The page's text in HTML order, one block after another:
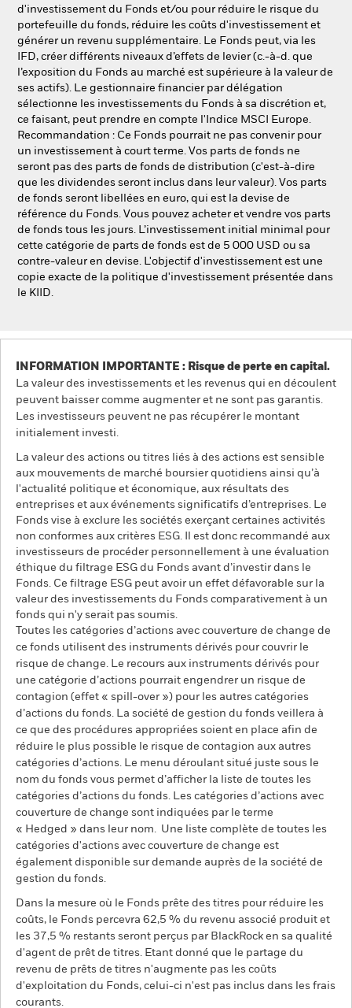
d'investissement du Fonds et/ou pour réduire le risque du
portefeuille du fonds, réduire les coûts d'investissement et
générer un revenu supplémentaire. Le Fonds peut, via les
IFD, créer différents niveaux d’effets de levier (c.-à-d. que
l’exposition du Fonds au marché est supérieure à la valeur de
ses actifs). Le gestionnaire financier par délégation
sélectionne les investissements du Fonds à sa discrétion et,
ce faisant, peut prendre en compte l'Indice MSCI Europe.
Recommandation : Ce Fonds pourrait ne pas convenir pour
un investissement à court terme. Vos parts de fonds ne
seront pas des parts de fonds de distribution (c'est-à-dire
que les dividendes seront inclus dans leur valeur). Vos parts
de fonds seront libellées en euro, qui est la devise de
référence du Fonds. Vous pouvez acheter et vendre vos parts
de fonds tous les jours. L’investissement initial minimal pour
cette catégorie de parts de fonds est de 5 000 USD ou sa
contre-valeur en devise. L'objectif d'investissement est une
copie exacte de la politique d'investissement présentée dans
le KIID.
INFORMATION IMPORTANTE : Risque de perte en capital.
La valeur des investissements et les revenus qui en découlent
peuvent baisser comme augmenter et ne sont pas garantis.
Les investisseurs peuvent ne pas récupérer le montant
initialement investi.
La valeur des actions ou titres liés à des actions est sensible
aux mouvements de marché boursier quotidiens ainsi qu’à
l'actualité politique et économique, aux résultats des
entreprises et aux événements significatifs d’entreprises. Le
Fonds vise à exclure les sociétés exerçant certaines activités
non conformes aux critères ESG. Il est donc recommandé aux
investisseurs de procéder personnellement à une évaluation
éthique du filtrage ESG du Fonds avant d’investir dans le
Fonds. Ce filtrage ESG peut avoir un effet défavorable sur la
valeur des investissements du Fonds comparativement à un
fonds qui n'y serait pas soumis.
Toutes les catégories d’actions avec couverture de change de
ce fonds utilisent des instruments dérivés pour couvrir le
risque de change. Le recours aux instruments dérivés pour
une catégorie d’actions pourrait engendrer un risque de
contagion (effet « spill-over ») pour les autres catégories
d’actions du fonds. La société de gestion du fonds veillera à
ce que des procédures appropriées soient en place afin de
réduire le plus possible le risque de contagion aux autres
catégories d’actions. Le menu déroulant situé juste sous le
nom du fonds vous permet d’afficher la liste de toutes les
catégories d’actions du fonds. Les catégories d’actions avec
couverture de change sont indiquées par le terme
« Hedged » dans leur nom. Une liste complète de toutes les
catégories d'actions avec couverture de change est
également disponible sur demande auprès de la société de
gestion du fonds.
Dans la mesure où le Fonds prête des titres pour réduire les
coûts, le Fonds percevra 62,5 % du revenu associé produit et
les 37,5 % restants seront perçus par BlackRock en sa qualité
d'agent de prêt de titres. Etant donné que le partage du
revenu de prêts de titres n'augmente pas les coûts
d'exploitation du Fonds, celui-ci n'est pas inclus dans les frais
courants.